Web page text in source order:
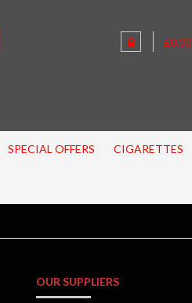
£0.00
SPECIAL OFFERS CIGARETTES
OUR SUPPLIERS